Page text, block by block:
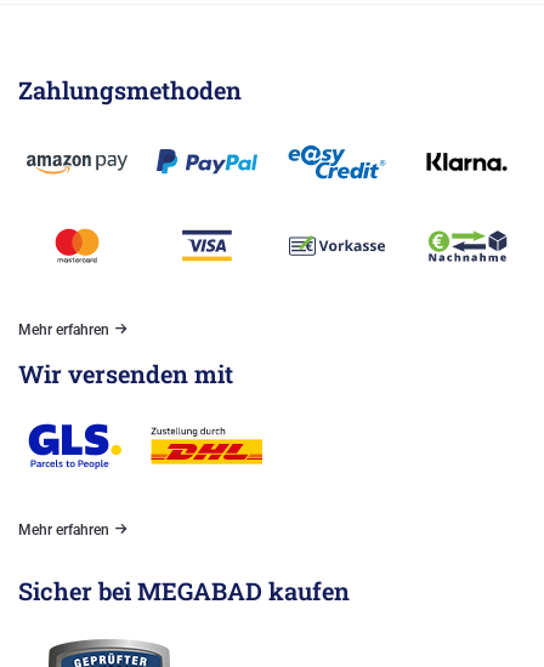
Zahlungsmethoden
Mehr erfahren
Wir versenden mit
Mehr erfahren
Sicher bei MEGABAD kaufen